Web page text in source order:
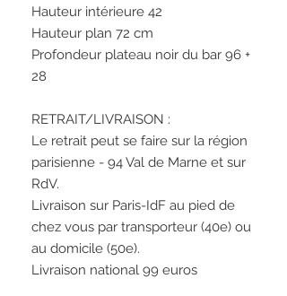
Hauteur intérieure 42
Hauteur plan 72 cm
Profondeur plateau noir du bar 96 +
28
RETRAIT/LIVRAISON :
Le retrait peut se faire sur la région
parisienne - 94 Val de Marne et sur
RdV.
Livraison sur Paris-IdF au pied de
chez vous par transporteur (40e) ou
au domicile (50e).
Livraison national 99 euros